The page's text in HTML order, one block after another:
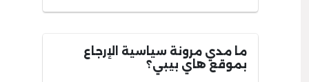
ما مدي مرونة سياسية الإرجاع
بموقع هاي بيبي؟